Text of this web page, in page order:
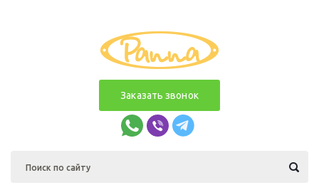
Заказать звонок